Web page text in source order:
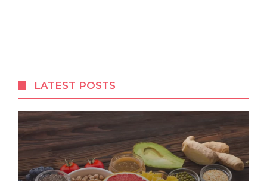
LATEST POSTS